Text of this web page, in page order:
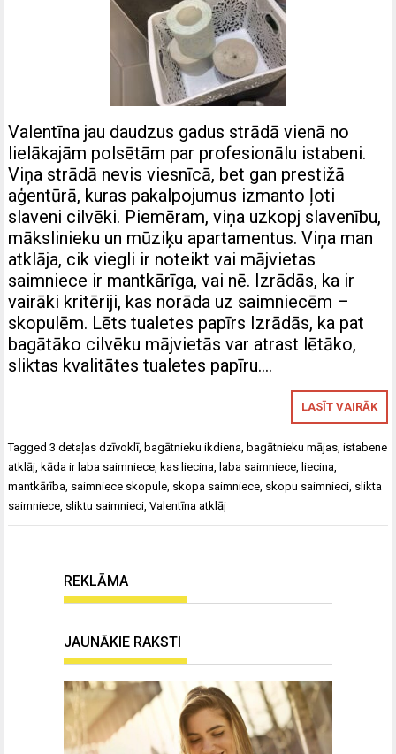
Valentīna jau daudzus gadus strādā vienā no
lielākajām polsētām par profesionālu istabeni.
Viņa strādā nevis viesnīcā, bet gan prestižā
aģentūrā, kuras pakalpojumus izmanto ļoti
slaveni cilvēki. Piemēram, viņa uzkopj slavenību,
mākslinieku un mūziķu apartamentus. Viņa man
atklāja, cik viegli ir noteikt vai mājvietas
saimniece ir mantkārīga, vai nē. Izrādās, ka ir
vairāki kritēriji, kas norāda uz saimniecēm –
skopulēm. Lēts tualetes papīrs Izrādās, ka pat
bagātāko cilvēku mājvietās var atrast lētāko,
sliktas kvalitātes tualetes papīru….
LASĪT VAIRĀK
Tagged3 detaļas dzīvoklī,bagātnieku ikdiena ,bagātnieku mājas ,istabene
atklāj ,kāda ir laba saimniece ,kas liecina ,laba saimniece ,liecina
mantkārība saimniece skopule skopa saimniece skopu saimnieci slikta
saimniece sliktu saimnieci ,Valentīna atklāj
REKLĀMA
JAUNĀKIE RAKSTI